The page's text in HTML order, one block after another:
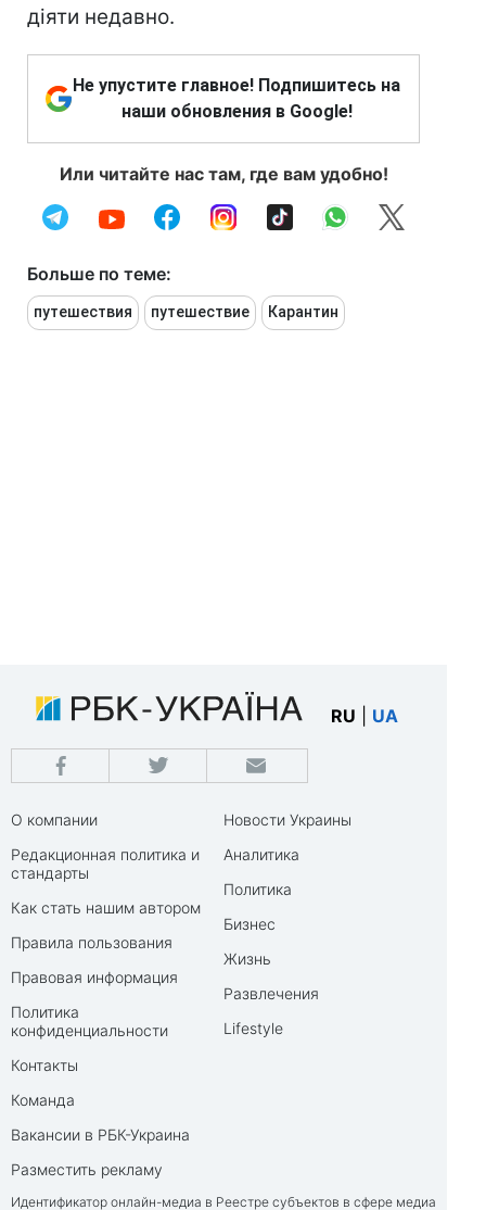
діяти недавно.
Не упустите главное! Подпишитесь на
наши обновления в Google!
Или читайте нас там, где вам удобно!
Больше по теме:
путешествия путешествие Карантин
RU UA
О компании
Редакционная политика и
стандарты
Как стать нашим автором
Правила пользования
Правовая информация
Политика
конфиденциальности
Контакты
Команда
Вакансии в РБК-Украина
Разместить рекламу
Новости Украины
Аналитика
Политика
Бизнес
Жизнь
Развлечения
Lifestyle
Идентификатор онлайн-медиа в Реестре субъектов в сфере медиа